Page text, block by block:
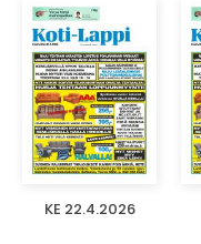
KE 22.4.2026